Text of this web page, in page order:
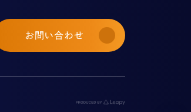
お問い合わせ